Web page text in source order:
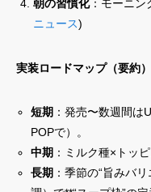
朝の習慣化：モーニン
ニュース)
実装ロードマップ（要約）
短期 ：発売〜数週間は
POPで）。
中期 ：ミルク種×トッ
長期 ：季節の“旨みバ